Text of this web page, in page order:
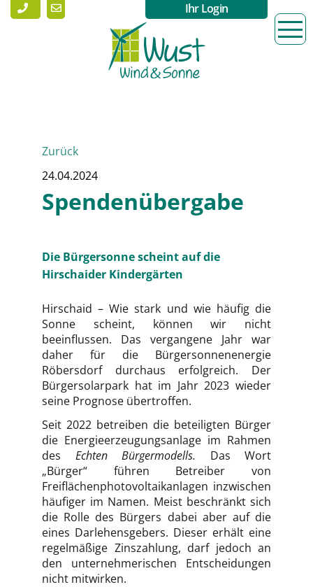
Ihr Login
Zurück
24.04.2024
Spendenübergabe
Die Bürgersonne scheint auf die
Hirschaider Kindergärten
Hirschaid – Wie stark und wie häufig die
Sonne scheint, können wir nicht
beeinflussen. Das vergangene Jahr war
daher für die Bürgersonnenenergie
Röbersdorf durchaus erfolgreich. Der
Bürgersolarpark hat im Jahr 2023 wieder
seine Prognose übertroffen.
Seit 2022 betreiben die beteiligten Bürger
die Energieerzeugungsanlage im Rahmen
des Echten Bürgermodells. Das Wort
„Bürger“ führen Betreiber von
Freiflächenphotovoltaikanlagen inzwischen
häufiger im Namen. Meist beschränkt sich
die Rolle des Bürgers dabei aber auf die
eines Darlehensgebers. Dieser erhält eine
regelmäßige Zinszahlung, darf jedoch an
den unternehmerischen Entscheidungen
nicht mitwirken.